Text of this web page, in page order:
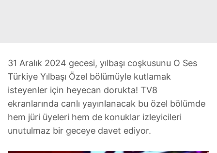
31 Aralık 2024 gecesi, yılbaşı coşkusunu O Ses
Türkiye Yılbaşı Özel bölümüyle kutlamak
isteyenler için heyecan dorukta! TV8
ekranlarında canlı yayınlanacak bu özel bölümde
hem jüri üyeleri hem de konuklar izleyicileri
unutulmaz bir geceye davet ediyor.